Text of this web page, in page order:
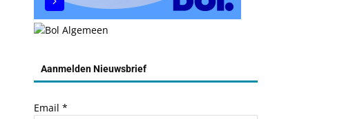
Aanmelden Nieuwsbrief
Email *